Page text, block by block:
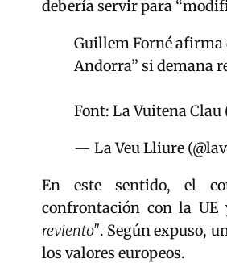
debería servir para
Guillem Forné afirma
Andorra” si demana
Font: La Vuitena Clau
— La Veu Lliure
En este sentido, el
confrontación con la
reviento". Según expuso,
los valores europeos.